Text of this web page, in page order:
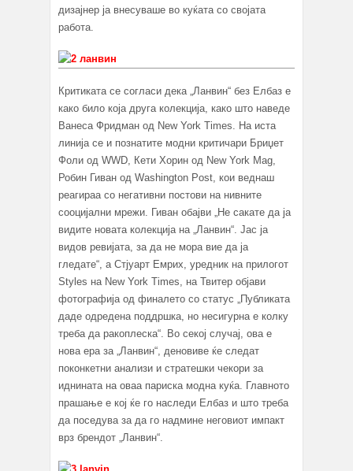
дизајнер ја внесуваше во куќата со својата
работа.
Критиката се согласи дека „Ланвин“ без Елбаз е
како било која друга колекција, како што наведе
Ванеса Фридман од New York Times. На иста
линија се и познатите модни критичари Бриџет
Фоли од WWD, Кети Хорин од New York Mag,
Робин Гиван од Washington Post, кои веднаш
реагираа со негативни постови на нивните
сооцијални мрежи. Гиван обајви „Не сакате да ја
видите новата колекција на „Ланвин“. Јас ја
видов ревијата, за да не мора вие да ја
гледате“, а Стјуарт Емрих, уредник на прилогот
Styles на New York Times, на Твитер објави
фотографија од финалето со статус „Публиката
даде одредена поддршка, но несигурна е колку
треба да ракоплеска“. Во секој случај, ова е
нова ера за „Ланвин“, деновиве ќе следат
поконкетни анализи и стратешки чекори за
иднината на оваа париска модна куќа. Главното
прашање е кој ќе го наследи Елбаз и што треба
да поседува за да го надмине неговиот импакт
врз брендот „Ланвин“.